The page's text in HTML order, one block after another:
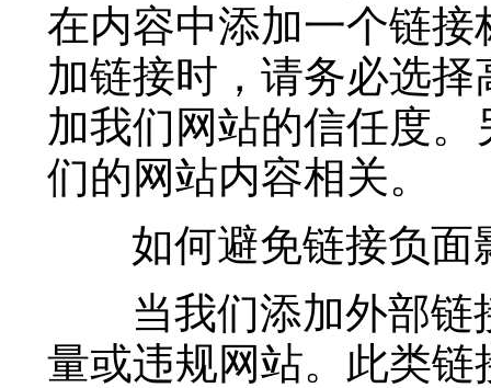
在内容中添加一个链接
加链接时，请务必选
加我们网站的信任度
们的网站内容相关。
如何避免链接负面
当我们添加外部链
量或违规网站。此类